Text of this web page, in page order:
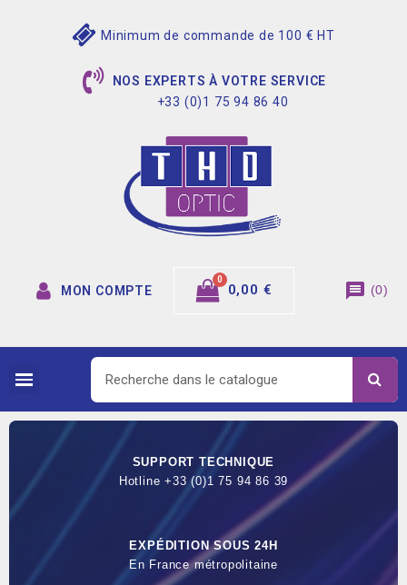
Minimum de commande de 100 € HT
NOS EXPERTS À VOTRE SERVICE
+33 (0)1 75 94 86 40
MON COMPTE 0,00 € message (0)
SUPPORT TECHNIQUE
Hotline +33 (0)1 75 94 86 39
EXPÉDITION SOUS 24H
En France métropolitaine